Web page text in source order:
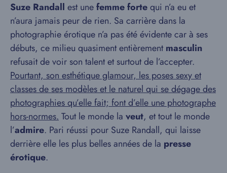
Suze Randall est unefemme fortequi n’a eu et
n’aura jamais peur de rien. Sa carrière dans la
photographie érotique n’a pas été évidente car à ses
débuts, ce milieu quasiment entièrementmasculin
refusait de voir son talent et surtout de l’accepter.
Pourtant, son esthétique glamour, les poses sexy et
classes de ses modèles et le naturel qui se dégage des
photographies qu’elle fait; font d’elle une photographe
hors-normes. Tout le monde la veut, et tout le monde
l’admire. Pari réussi pour Suze Randall, qui laisse
derrière elle les plus belles années de la presse
érotique.